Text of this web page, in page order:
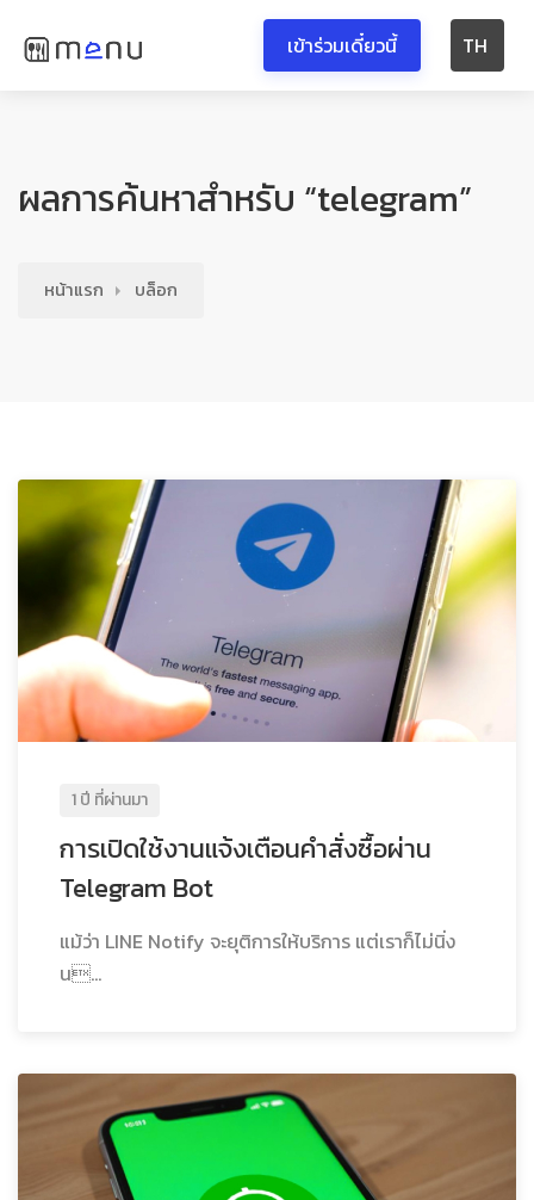
เข้าร่วมเดี๋ยวนี้ TH
ผลการค้นหาสำหรับ “telegram”
หน้าแรก บล็อก
1 ปี ที่ผ่านมา
การเปิดใช้งานแจ้งเตือนคำสั่งซื้อผ่าน
Telegram Bot
แม้ว่า LINE Notify จะยุติการให้บริการ แต่เราก็ไม่นิ่ง
น...